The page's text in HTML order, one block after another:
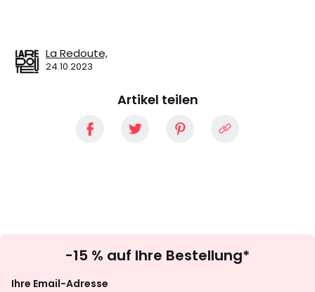
La Redoute,
24.10.2023
Artikel teilen
abonnieren
-15 % auf Ihre Bestellung*
Ihre Email-Adresse